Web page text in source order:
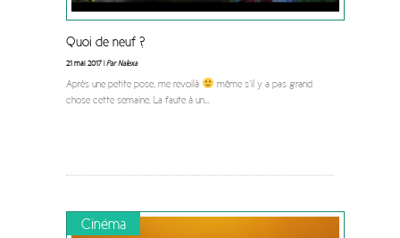
Quoi de neuf ?
21 mai 2017 |Par Nalexa
Après une petite pose, me revoilà
même s’il y a pas grand
chose cette semaine. La faute à un...
Cinéma